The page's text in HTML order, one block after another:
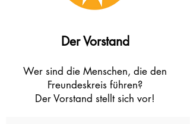
Der Vorstand
Wer sind die Menschen, die den
Freundeskreis führen?
Der Vorstand stellt sich vor!